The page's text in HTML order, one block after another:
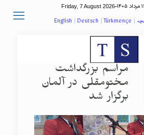
Friday, 7 August 2026-
|
English | Deutsch | Türkmençe
مراسم بزرگداشت
مختومقلی در آلمان
برگزار شد